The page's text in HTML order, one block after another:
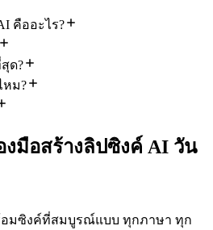
คืออะไร?
ด?
หม?
งมือสร้างลิปซิงค์ AI วัน
มซิงค์ที่สมบูรณ์แบบ ทุกภาษา ทุก